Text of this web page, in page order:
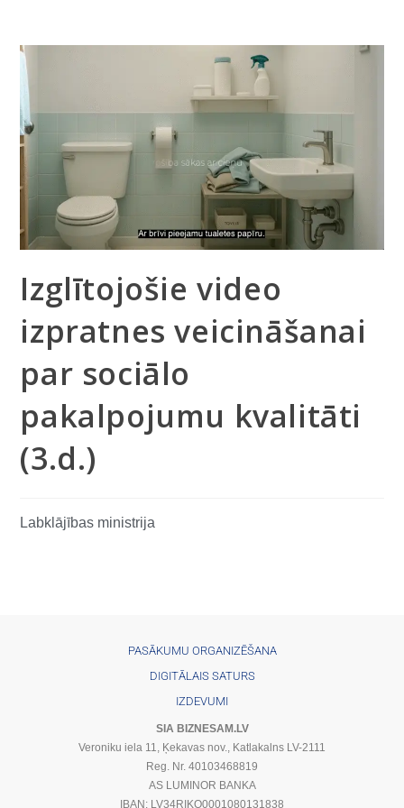
Izglītojošie video
izpratnes veicināšanai
par sociālo
pakalpojumu kvalitāti
(3.d.)
Labklājības ministrija
PASĀKUMU ORGANIZĒŠANA
DIGITĀLAIS SATURS
IZDEVUMI
SIA BIZNESAM.LV
Veroniku iela 11, Ķekavas nov., Katlakalns LV-2111
Reg. Nr. 40103468819
AS LUMINOR BANKA
IBAN: LV34RIKO0001080131838